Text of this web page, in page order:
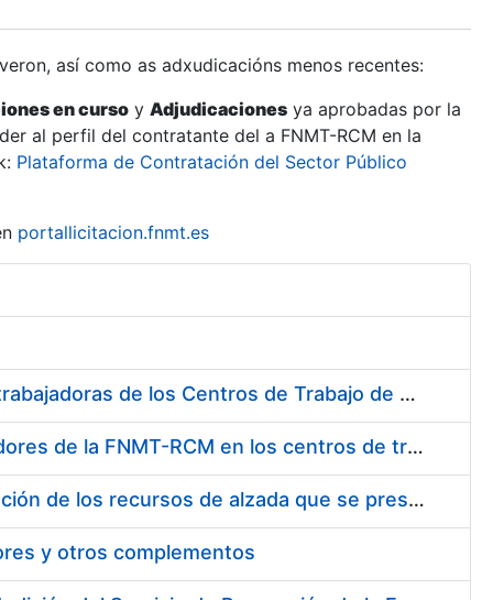
así como as adxudicacións menos recentes:
en curso y Adjudicaciones ya aprobadas por la
al perfil del contratante del a FNMT-RCM en la
Plataforma de Contratación del Sector Público
portallicitacion.fnmt.es
Suministro de Protectores Auditivos a medida para las personas trabajadoras de los Centros de Trabajo de Madrid y Burgos
Suministro de gafas graduadas antiproyecciones para los trabajadores de la FNMT-RCM en los centros de trabajo de Madrid y Burgos
Servicios de una empresa externa para el asesoramiento y resolución de los recursos de alzada que se presentan relacionados con procesos de selección para la FNMT-RCM
y otros complementos